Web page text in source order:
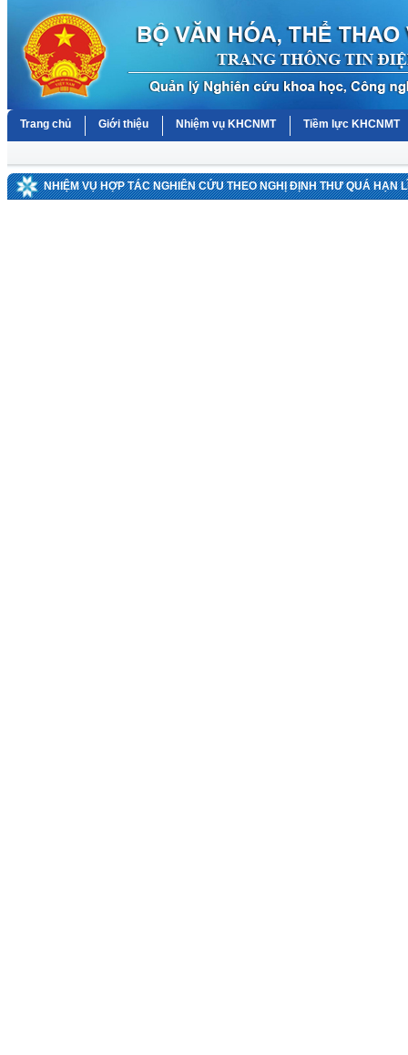
Trang chủ Giới thiệu Nhiệm vụ KHCNMT Tiềm lực KHCNMT
NHIỆM VỤ HỢP TÁC NGHIÊN CỨU THEO NGHỊ ĐỊNH THƯ QUÁ HẠN